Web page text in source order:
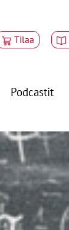
Tilaa
Podcastit